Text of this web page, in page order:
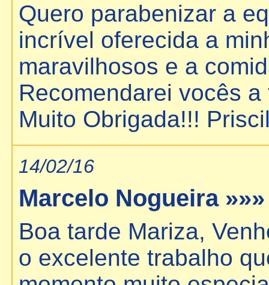
Quero parabenizar a
incrível oferecida a
maravilhosos e a
Recomendarei vocês
Muito Obrigada!!!
14/02/16
Marcelo Nogueira
Boa tarde Mariza,
o excelente trabalho